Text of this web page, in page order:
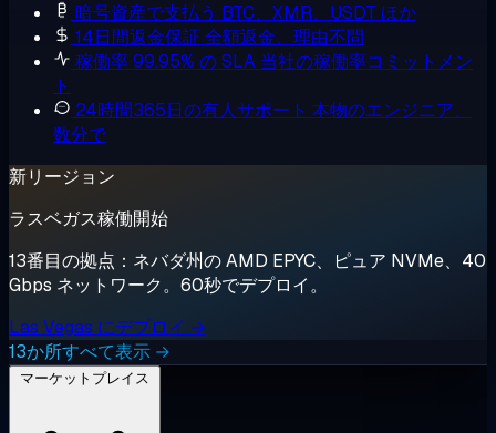
暗号資産で支払う BTC、XMR、USDT ほか
14日間返金保証 全額返金、理由不問
稼働率 99.95% の SLA 当社の稼働率コミットメン
ト
24時間365日の有人サポート 本物のエンジニア、
数分で
新リージョン
ラスベガス稼働開始
13番目の拠点：ネバダ州の AMD EPYC、ピュア NVMe、40
Gbps ネットワーク。60秒でデプロイ。
Las Vegas にデプロイ →
13か所すべて表示 →